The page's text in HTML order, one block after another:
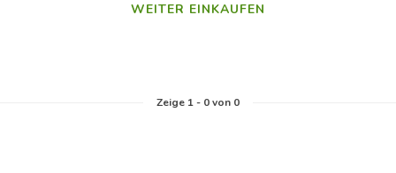
WEITER EINKAUFEN
Zeige 1- 0von 0